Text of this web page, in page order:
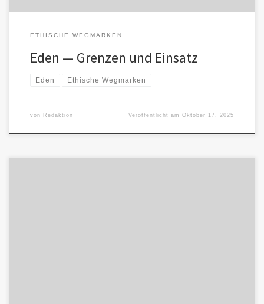
ETHISCHE WEGMARKEN
Eden — Grenzen und Einsatz
Eden Ethische Wegmarken
von Redaktion Veröffentlicht amOktober 17, 2025